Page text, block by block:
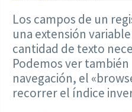
Los campos de un
una extensión
cantidad de texto
Podemos ver
navegación, el
recorrer el índice